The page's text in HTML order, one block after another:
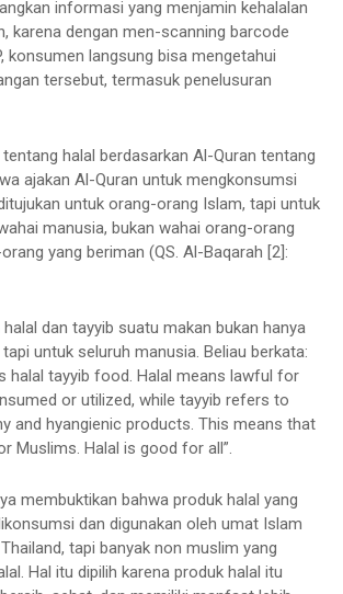
informasi yang menjamin kehalalan
karena dengan men-scanning barcode
konsumen langsung bisa mengetahui
tersebut, termasuk penelusuran
halal berdasarkan Al-Quran tentang
ajakan Al-Quran untuk mengkonsumsi
untuk orang-orang Islam, tapi untuk
manusia, bukan wahai orang-orang
yang beriman (QS. Al-Baqarah [2]:
halal dan tayyib suatu makan bukan hanya
untuk seluruh manusia. Beliau berkata:
halal tayyib food. Halal means lawful for
or utilized, while tayyib refers to
and hyangienic products. This means that
Muslims. Halal is good for all”.
membuktikan bahwa produk halal yang
dan digunakan oleh umat Islam
tapi banyak non muslim yang
Hal itu dipilih karena produk halal itu